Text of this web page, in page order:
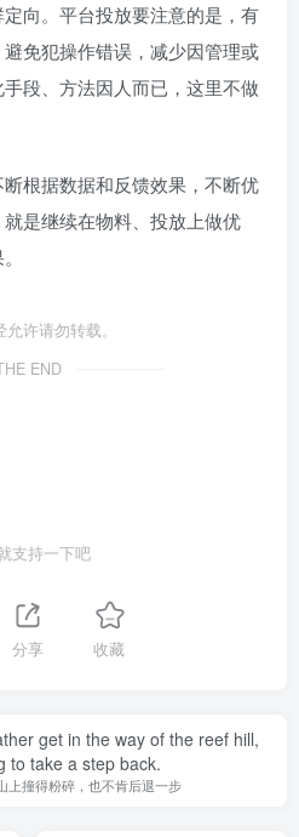
向。平台投放要注意的是，有
免犯操作错误，减少因管理或
段、方法因人而已，这里不做
根据数据和反馈效果，不断优
是继续在物料、投放上做优
许请勿转载。
END
支持一下吧
分享 收藏
get in the way of the reef hill,
to take a step back.
上撞得粉碎，也不肯后退一步